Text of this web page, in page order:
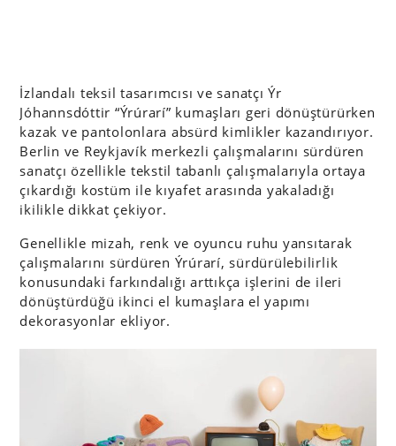
İzlandalı teksil tasarımcısı ve sanatçı Ýr
Jóhannsdóttir “Ýrúrarí” kumaşları geri dönüştürürken
kazak ve pantolonlara absürd kimlikler kazandırıyor.
Berlin ve Reykjavík merkezli çalışmalarını sürdüren
sanatçı özellikle tekstil tabanlı çalışmalarıyla ortaya
çıkardığı kostüm ile kıyafet arasında yakaladığı
ikilikle dikkat çekiyor.
Genellikle mizah, renk ve oyuncu ruhu yansıtarak
çalışmalarını sürdüren Ýrúrarí, sürdürülebilirlik
konusundaki farkındalığı arttıkça işlerini de ileri
dönüştürdüğü ikinci el kumaşlara el yapımı
dekorasyonlar ekliyor.